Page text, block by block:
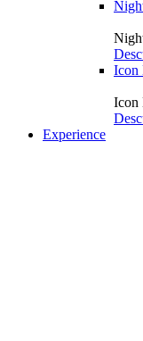
Icon
Icon
Experience